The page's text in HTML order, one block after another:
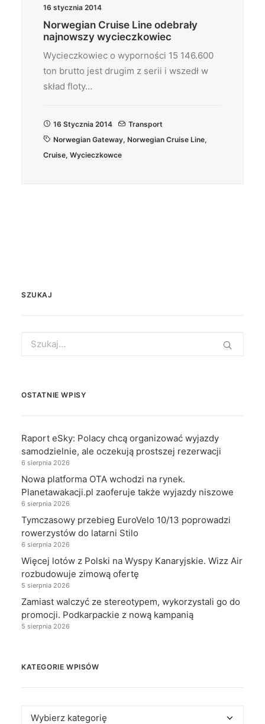
16 stycznia 2014
Norwegian Cruise Line odebrały
najnowszy wycieczkowiec
Wycieczkowiec o wyporności 15 146.600
ton brutto jest drugim z serii i wszedł w
skład floty…
16 Stycznia 2014
Transport
Norwegian Gateway, Norwegian Cruise Line,
Cruise, Wycieczkowce
SZUKAJ
for:
OSTATNIE WPISY
Raport eSky: Polacy chcą organizować wyjazdy
samodzielnie, ale oczekują prostszej rezerwacji
6 sierpnia 2026
Nowa platforma OTA wchodzi na rynek.
Planetawakacji.pl zaoferuje także wyjazdy niszowe
6 sierpnia 2026
Tymczasowy przebieg EuroVelo 10/13 poprowadzi
rowerzystów do latarni Stilo
6 sierpnia 2026
Więcej lotów z Polski na Wyspy Kanaryjskie. Wizz Air
rozbudowuje zimową ofertę
5 sierpnia 2026
Zamiast walczyć ze stereotypem, wykorzystali go do
promocji. Podkarpackie z nową kampanią
5 sierpnia 2026
KATEGORIE WPISÓW
Kategorie